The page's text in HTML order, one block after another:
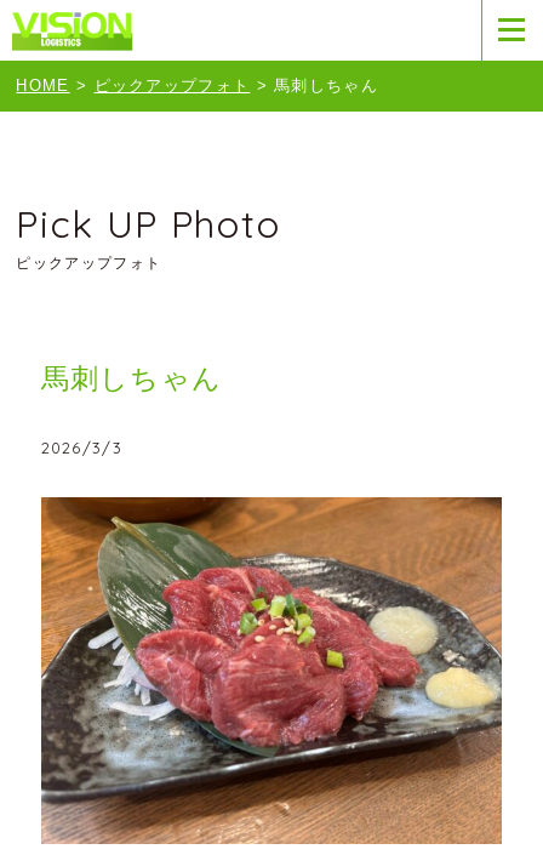
HOME > ピックアップフォト >馬刺しちゃん
Pick UP Photo
ピックアップフォト
馬刺しちゃん
2026/3/3